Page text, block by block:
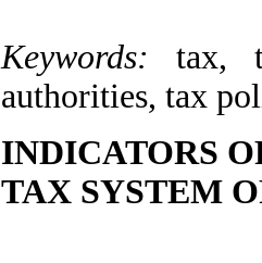
Keywords: tax,
authorities, tax
INDICATORS
TAX SYSTEM